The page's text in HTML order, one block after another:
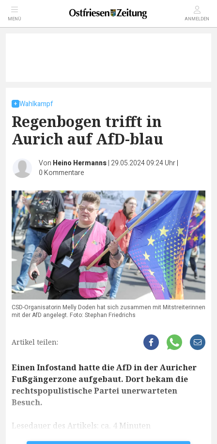
MENÜ ANMELDEN
Wahlkampf
Regenbogen trifft in
Aurich auf AfD-blau
Von Heino Hermanns| 29.05.2024 09:24 Uhr|
0 Kommentare
CSD-Organisatorin Melly Doden hat sich zusammen mit Mitstreiterinnen
mit der AfD angelegt. Foto: Stephan Friedrichs
Artikel teilen:
Einen Infostand hatte die AfD in der Auricher
Fußgängerzone aufgebaut. Dort bekam die
rechtspopulistische Partei unerwarteten
Besuch.
Lesedauer des Artikels: ca. 4 Minuten